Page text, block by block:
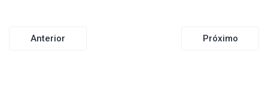
Navegação
Anterior Próximo